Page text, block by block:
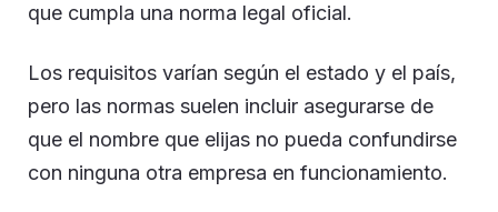
que cumpla una norma legal oficial.
Los requisitos varían según el estado y el país,
pero las normas suelen incluir asegurarse de
que el nombre que elijas no pueda confundirse
con ninguna otra empresa en funcionamiento.